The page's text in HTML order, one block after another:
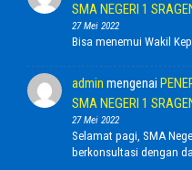
SMA NEGERI 1
27 Mei 2022
Bisa menemui Wakil
admin mengenai
SMA NEGERI 1
27 Mei 2022
Selamat pagi, SMA
berkonsultasi dengan